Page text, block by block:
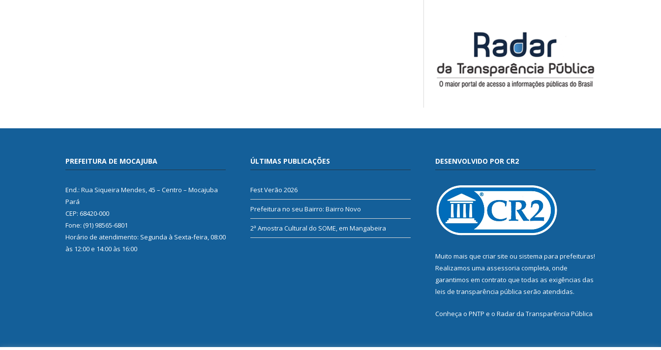
PREFEITURA DE MOCAJUBA
End.: Rua Siqueira Mendes, 45 – Centro – Mocajuba
Pará
CEP: 68420-000
Fone: (91) 98565-6801
Horário de atendimento: Segunda à Sexta-feira, 08:00
às 12:00 e 14:00 às 16:00
ÚLTIMAS PUBLICAÇÕES
Fest Verão 2026
Prefeitura no seu Bairro: Bairro Novo
2ª Amostra Cultural do SOME, em Mangabeira
DESENVOLVIDO POR CR2
Muito mais que criar site ou sistema para prefeituras!
Realizamos uma assessoria completa, onde
garantimos em contrato que todas as exigências das
leis de transparência pública serão atendidas.
Conheça o PNTP e o Radar da Transparência Pública